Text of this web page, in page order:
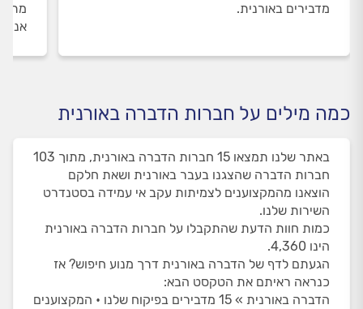
מדבירים באורנית.
אנו
כמה מילים על חברות הדברה באורנית
באתר שלנו תמצאו 15 חברות הדברה באורנית, מתוך 103
חברות הדברה שהצגנו בעבר באורנית ושאת חלקם
הוצאנו מהמקצוענים לצמיתות עקב אי עמידה בסטנדרט
השירות שלנו.
כמות חוות הדעת שהתקבלו על חברות הדברה באורנית
הינו 4,360.
הגעתם לדף של הדברה באורנית דרך מנוע חיפוש? אז
כנראה ראיתם את הטקסט הבא:
הדברה באורנית » 15 מדבירים בפיקוח שלנו • המקצוענים